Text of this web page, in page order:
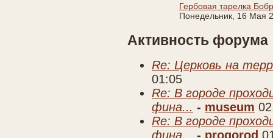
Гербовая тарелка
Понедельник, 16 Мая
Активность форума
Re: Церковь на
01:05
Re: В городе
фина... - museum
Re: В городе
фина... - progorod